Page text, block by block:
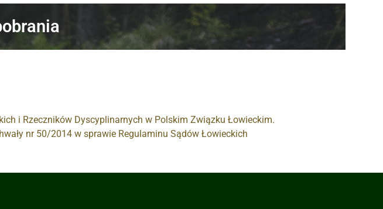
i Rzeczników Dyscyplinarnych w Polskim Związku Łowieckim.
nr 50/2014 w sprawie Regulaminu Sądów Łowieckich